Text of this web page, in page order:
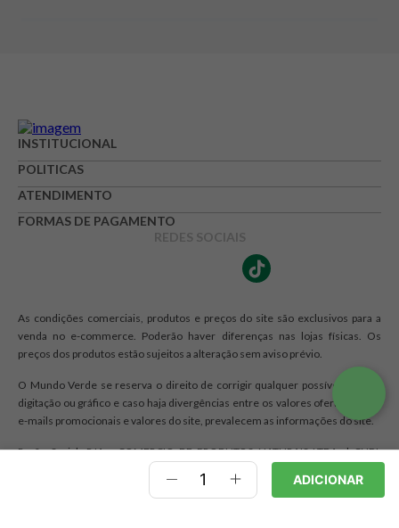
ADICIONAR
INSTITUCIONAL
POLITICAS
ATENDIMENTO
FORMAS DE PAGAMENTO
REDES SOCIAIS
As condições comerciais, produtos e preços do site são exclusivos para a
venda no e-commerce. Poderão haver diferenças nas lojas físicas. Os
preços dos produtos estão sujeitos a alteração sem aviso prévio.
O Mundo Verde se reserva o direito de corrigir qualquer possível erro de
digitação ou gráfico e caso haja divergências entre os valores ofertados nos
e-mails promocionais e valores do site, prevalecem as informações do site.
Razão Social: RJA - COMERCIO DE PRODUTOS NATURAIS LTDA. | CNPJ:
12.328.467/0001-44 | Endereço: R Maria Monteiro, 1476, Cambuí,